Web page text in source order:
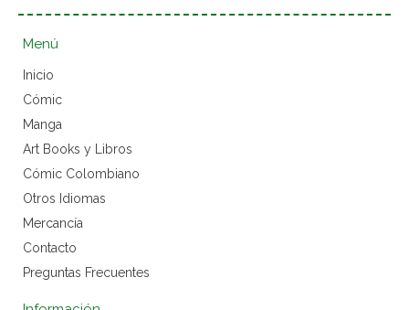
Menú
Inicio
Cómic
Manga
Art Books y Libros
Cómic Colombiano
Otros Idiomas
Mercancía
Contacto
Preguntas Frecuentes